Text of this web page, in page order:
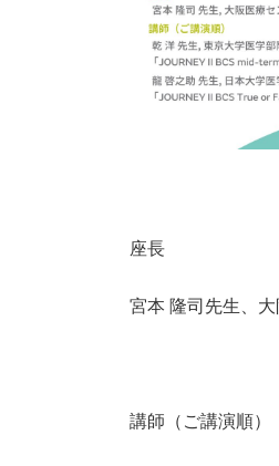
座長
宮本 隆司先生、
講師（ご講演順）